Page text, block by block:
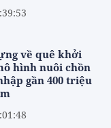
về quê khởi
hình nuôi chồn
gần 400 triệu